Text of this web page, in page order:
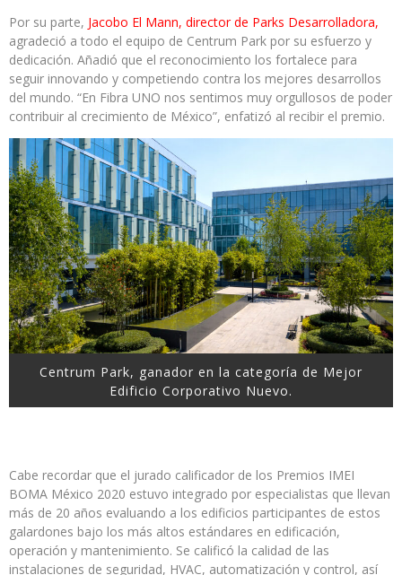
Por su parte, Jacobo El Mann, director de Parks Desarrolladora,
agradeció a todo el equipo de Centrum Park por su esfuerzo y
dedicación. Añadió que el reconocimiento los fortalece para
seguir innovando y competiendo contra los mejores desarrollos
del mundo. “En Fibra UNO nos sentimos muy orgullosos de poder
contribuir al crecimiento de México”, enfatizó al recibir el premio.
Centrum Park, ganador en la categoría de Mejor
Edificio Corporativo Nuevo.
Cabe recordar que el jurado calificador de los Premios IMEI
BOMA México 2020 estuvo integrado por especialistas que llevan
más de 20 años evaluando a los edificios participantes de estos
galardones bajo los más altos estándares en edificación,
operación y mantenimiento. Se calificó la calidad de las
instalaciones de seguridad, HVAC, automatización y control, así